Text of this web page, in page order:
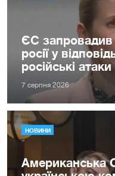
ЄС запровадив
росії у
російські атаки
7 серпня 2026
НОВИНИ
Американська